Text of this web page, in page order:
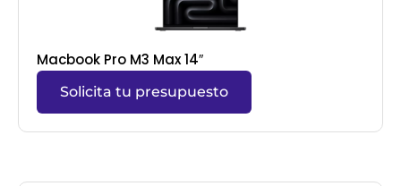
Macbook Pro M3 Max 14″
Solicita tu presupuesto